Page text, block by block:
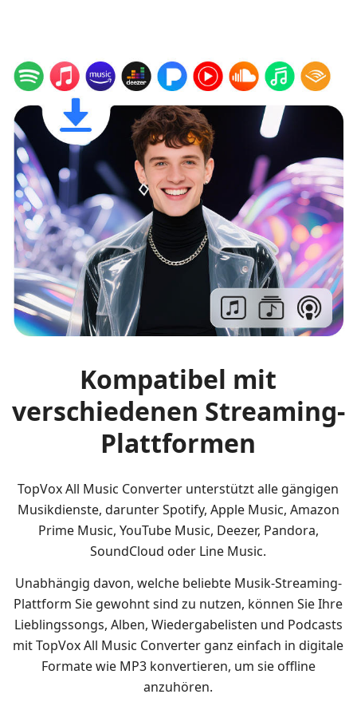
Kompatibel mit
verschiedenen Streaming-
Plattformen
TopVox All Music Converter unterstützt alle gängigen
Musikdienste, darunter Spotify, Apple Music, Amazon
Prime Music, YouTube Music, Deezer, Pandora,
SoundCloud oder Line Music.
Unabhängig davon, welche beliebte Musik-Streaming-
Plattform Sie gewohnt sind zu nutzen, können Sie Ihre
Lieblingssongs, Alben, Wiedergabelisten und Podcasts
mit TopVox All Music Converter ganz einfach in digitale
Formate wie MP3 konvertieren, um sie offline
anzuhören.